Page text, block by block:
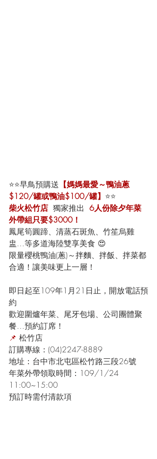
⭐️⭐️早鳥預購送 【媽媽最愛～鴨油蔥
$120/罐或鴨油$100/罐】 ⭐️⭐️
柴火松竹店 獨家推出 6人份除夕年菜
外帶組只要$3000！
鳳尾筍圓蹄、清蒸石斑魚、竹笙烏雞
盅…等多道海陸雙享美食 😍
限量櫻桃鴨油(蔥)～拌麵、拌飯、拌菜都
合適！讓美味更上一層！
即日起至109年1月21日止，開放電話預
約
歡迎圍爐年菜、尾牙包場、公司團體聚
餐…預約訂席！
📌 松竹店
訂購專線：(04)2247-8889
地址：台中市北屯區松竹路三段26號
年菜外帶領取時間：109/1/24
11:00~15:00
預訂時需付清款項